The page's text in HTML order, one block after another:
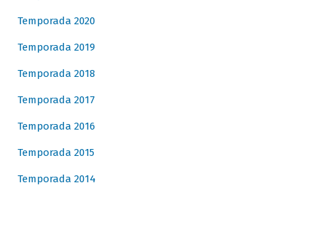
Temporada 2020
Temporada 2019
Temporada 2018
Temporada 2017
Temporada 2016
Temporada 2015
Temporada 2014